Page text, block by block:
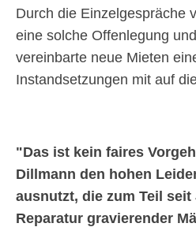
Durch die Einzelgespräche
eine solche Offenlegung
vereinbarte neue Mieten
Instandsetzungen mit auf
Das ist kein faires
Dillmann den hohen
ausnutzt, die zum Teil
Reparatur gravierender